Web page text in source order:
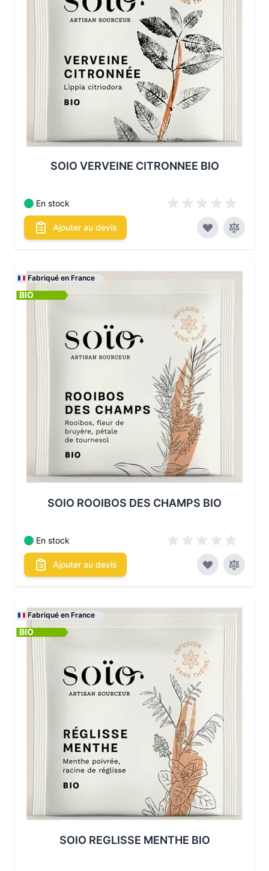
Les conditionnements disponibles :
SOIO VERVEINE CITRONNEE BIO
En stock
Ajouter au devis
Fabriqué en France
BIO
Les conditionnements disponibles :
SOIO ROOIBOS DES CHAMPS BIO
En stock
Ajouter au devis
Fabriqué en France
BIO
Les conditionnements disponibles :
SOIO REGLISSE MENTHE BIO